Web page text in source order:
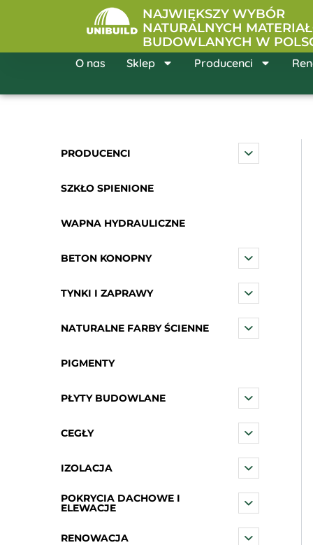
NAJWIĘKSZY WYBÓR
NATURALNYCH
BUDOWLANYCH W
O nas Sklep Producenci
PRODUCENCI
SZKŁO SPIENIONE
WAPNA HYDRAULICZNE
BETON KONOPNY
TYNKI I ZAPRAWY
NATURALNE FARBY ŚCIENNE
PIGMENTY
PŁYTY BUDOWLANE
CEGŁY
IZOLACJA
POKRYCIA DACHOWE I
ELEWACJE
RENOWACJA